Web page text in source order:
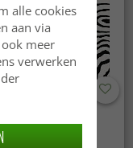
Zebra (zwart/wit)
alle cookies
aan via
meer
verwerken